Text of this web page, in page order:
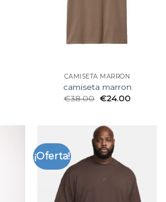
CAMISETA MARRON
camiseta marron
€38.00 €24.00
¡Oferta!